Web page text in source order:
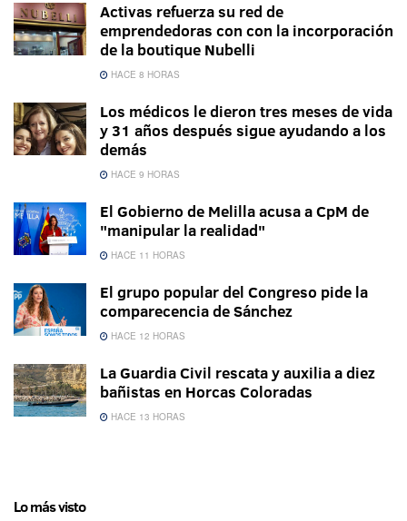
Activas refuerza su red de
emprendedoras con con la incorporación
de la boutique Nubelli
HACE 8 HORAS
Los médicos le dieron tres meses de vida
y 31 años después sigue ayudando a los
demás
HACE 9 HORAS
El Gobierno de Melilla acusa a CpM de
"manipular la realidad"
HACE 11 HORAS
El grupo popular del Congreso pide la
comparecencia de Sánchez
HACE 12 HORAS
La Guardia Civil rescata y auxilia a diez
bañistas en Horcas Coloradas
HACE 13 HORAS
Lo más visto